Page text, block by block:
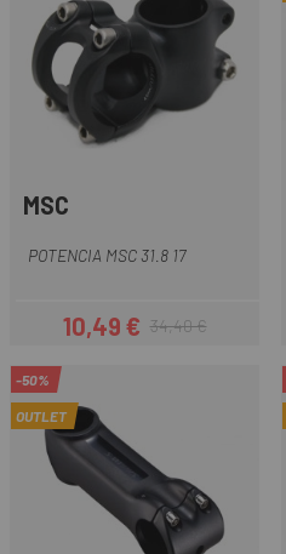
MSC
POTENCIA MSC 31.8 17
Precio
10,49 €Precio regular
34,40 €
-50%
OUTLET